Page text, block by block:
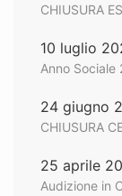
CHIUSURA
10 luglio
Anno
24 giugno
CHIUSURA
25 aprile
Audizione in